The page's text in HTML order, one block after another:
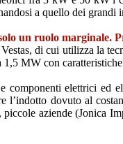
a quello dei grandi
un ruolo marginale.
di cui utilizza la
MW con
componenti elettrici ed
l’indotto dovuto al
aziende (Jonica